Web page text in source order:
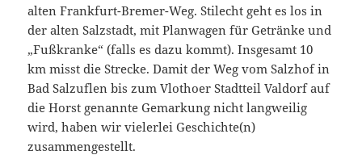
alten Frankfurt-Bremer-Weg. Stilecht geht es los in
der alten Salzstadt, mit Planwagen für Getränke und
„Fußkranke“ (falls es dazu kommt). Insgesamt 10
km misst die Strecke. Damit der Weg vom Salzhof in
Bad Salzuflen bis zum Vlothoer Stadtteil Valdorf auf
die Horst genannte Gemarkung nicht langweilig
wird, haben wir vielerlei Geschichte(n)
zusammengestellt.